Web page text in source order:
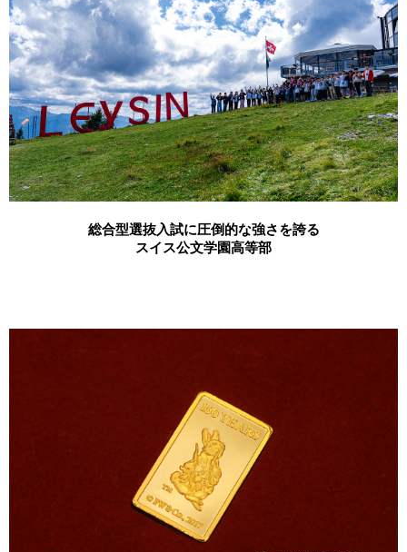
総合型選抜入試に圧倒的な強さを誇る
スイス公文学園高等部